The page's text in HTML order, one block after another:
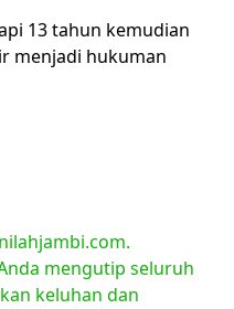
13 tahun kemudian
menjadi hukuman
mengutip seluruh
keluhan dan